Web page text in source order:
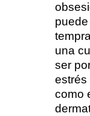
una
ser
estrés
como